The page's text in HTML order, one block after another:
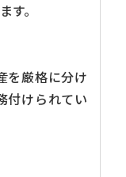
す。
を厳格に分け
付けられてい